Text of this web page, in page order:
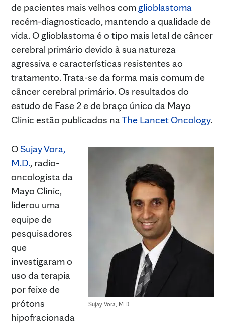
de pacientes mais velhos com glioblastoma
recém-diagnosticado, mantendo a qualidade de
vida. O glioblastoma é o tipo mais letal de câncer
cerebral primário devido à sua natureza
agressiva e características resistentes ao
tratamento. Trata-se da forma mais comum de
câncer cerebral primário. Os resultados do
estudo de Fase 2 e de braço único da Mayo
Clinic estão publicados naThe Lancet Oncology.
Sujay Vora, M.D.
O Sujay Vora,
M.D., radio-
oncologista da
Mayo Clinic,
liderou uma
equipe de
pesquisadores
que
investigaram o
uso da terapia
por feixe de
prótons
hipofracionada